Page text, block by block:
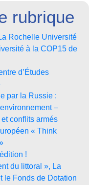
rubrique
Rochelle Université
à la COP15 de
d’Études
par la Russie :
–
conflits armés
« Think
édition !
du littoral », La
le Fonds de Dotation